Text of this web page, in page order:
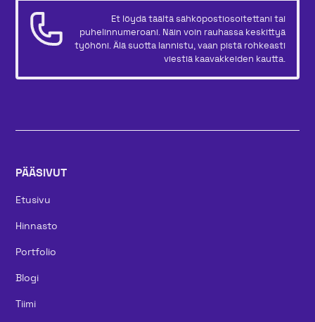
Et löydä täältä sähköpostiosoitettani tai
puhelinnumeroani. Näin voin rauhassa keskittyä
työhöni. Älä suotta lannistu, vaan pistä rohkeasti
viestiä kaavakkeiden kautta.
PÄÄSIVUT
Etusivu
Hinnasto
Portfolio
Blogi
Tiimi